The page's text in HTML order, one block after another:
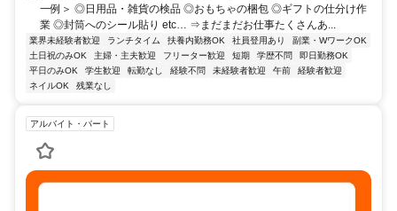
一例＞ ◎日用品・雑貨の検品 ◎おもちゃの梱包 ◎ギフトの仕分け作
業 ◎封筒へのシール貼り etc… ⇒まだまだお仕事たくさんあ...
業界未経験者歓迎 ランチタイム 扶養内勤務OK 社員登用あり
副業・WワークOK
土日祝のみOK
主婦・主夫歓迎 フリーター歓迎 短期 学歴不問
即日勤務OK
平日のみOK
学生歓迎 転勤なし 経験不問 未経験者歓迎 午前
経験者歓迎
ネイルOK
残業なし
アルバイト・パート